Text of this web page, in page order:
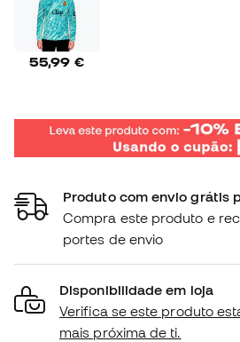
55,99 €
Produto com envio grátis
Compra este produto e
portes de envio
Disponibilidade em loja
Verifica se este produto
mais próxima de ti.